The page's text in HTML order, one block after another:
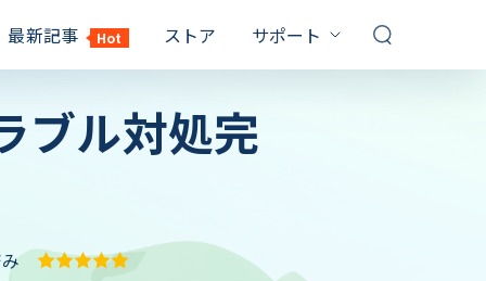
対策
Windows7 パスワード 解除
を解除
証
対策
確認
最新記事 Hot ストア サポート
FQAs & 技術サポート
お問い合わせ
1000 以上の対策
ブル対処完